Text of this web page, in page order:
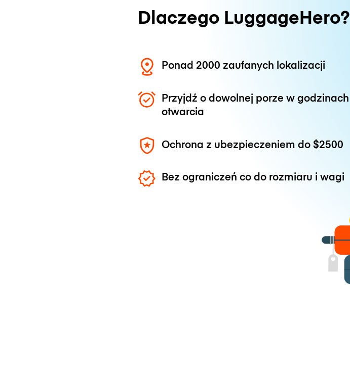
Dlaczego LuggageHero?
Ponad 2000 zaufanych lokalizacji
Przyjdź o dowolnej porze w godzinach
otwarcia
Ochrona z ubezpieczeniem do$2500
Bez ograniczeń co do rozmiaru i wagi